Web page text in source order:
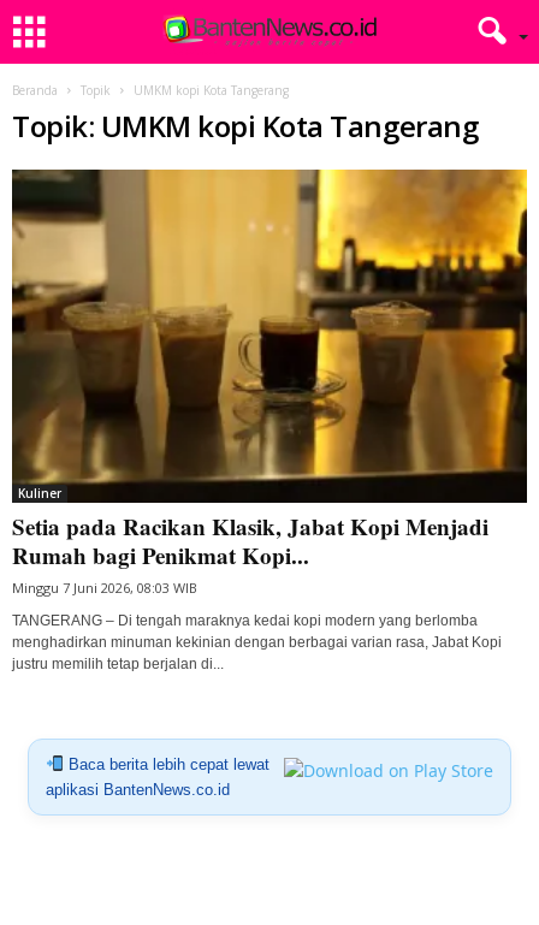
Beranda Topik UMKM kopi Kota Tangerang
Topik: UMKM kopi Kota Tangerang
Kuliner
Setia pada Racikan Klasik, Jabat Kopi Menjadi
Rumah bagi Penikmat Kopi...
Minggu 7 Juni 2026, 08:03 WIB
TANGERANG – Di tengah maraknya kedai kopi modern yang berlomba
menghadirkan minuman kekinian dengan berbagai varian rasa, Jabat Kopi
justru memilih tetap berjalan di...
Baca berita lebih cepat lewat
aplikasi BantenNews.co.id